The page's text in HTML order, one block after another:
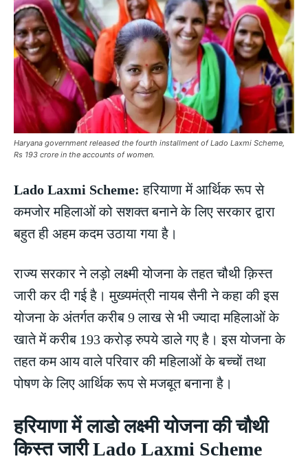
Haryana government released the fourth installment of Lado Laxmi Scheme,
Rs 193 crore in the accounts of women.
Lado Laxmi Scheme:हरियाणा में आर्थिक रूप से
कमजोर महिलाओं को सशक्त बनाने के लिए सरकार द्वारा
बहुत ही अहम कदम उठाया गया है।
राज्य सरकार ने लड़ो लक्ष्मी योजना के तहत चौथी क़िस्त
जारी कर दी गई है। मुख्यमंत्री नायब सैनी ने कहा की इस
योजना के अंतर्गत करीब 9 लाख से भी ज्यादा महिलाओं के
खाते में करीब 193 करोड़ रुपये डाले गए है। इस योजना के
तहत कम आय वाले परिवार की महिलाओं के बच्चों तथा
पोषण के लिए आर्थिक रूप से मजबूत बनाना है।
हरियाणा में लाडो लक्ष्मी योजना की चौथी
किस्त जारी Lado Laxmi Scheme